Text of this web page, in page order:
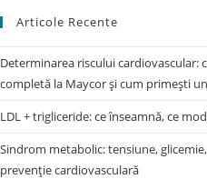
Articole Recente
Determinarea riscului cardiovascular:
completă la Maycor și cum primești
LDL + trigliceride: ce înseamnă, ce
Sindrom metabolic: tensiune,
prevenție cardiovasculară